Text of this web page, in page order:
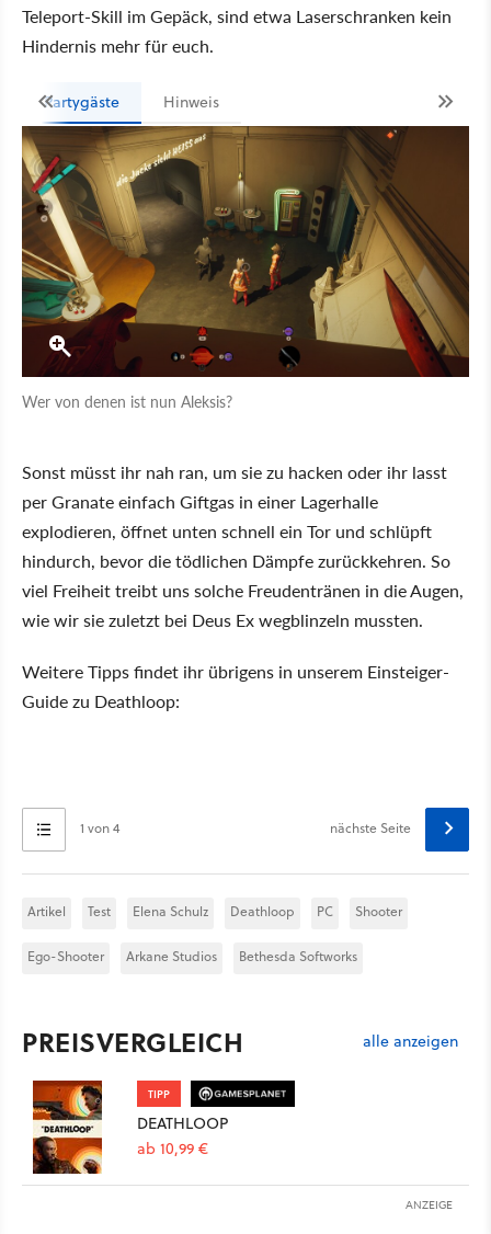
Teleport-Skill im Gepäck, sind etwa Laserschranken kein
Hindernis mehr für euch.
Partygäste Hinweis
Wer von denen ist nun Aleksis?
Sonst müsst ihr nah ran, um sie zu hacken oder ihr lasst
per Granate einfach Giftgas in einer Lagerhalle
explodieren, öffnet unten schnell ein Tor und schlüpft
hindurch, bevor die tödlichen Dämpfe zurückkehren. So
viel Freiheit treibt uns solche Freudentränen in die Augen,
wie wir sie zuletzt bei Deus Ex wegblinzeln mussten.
Weitere Tipps findet ihr übrigens in unserem Einsteiger-
Guide zu Deathloop:
1 von 4 nächste Seite
Artikel Test Elena Schulz Deathloop PC Shooter
Ego-Shooter Arkane Studios Bethesda Softworks
PREISVERGLEICH alle anzeigen
TIPP
DEATHLOOP
ab 10,99 €
ANZEIGE